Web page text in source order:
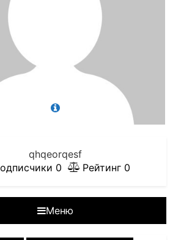
qhqeorqesf
0 Рейтинг 0
Меню